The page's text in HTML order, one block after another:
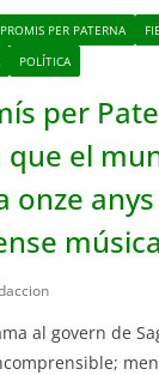
PER PATERNA
POLÍTICA
per
que el
onze
al govern de